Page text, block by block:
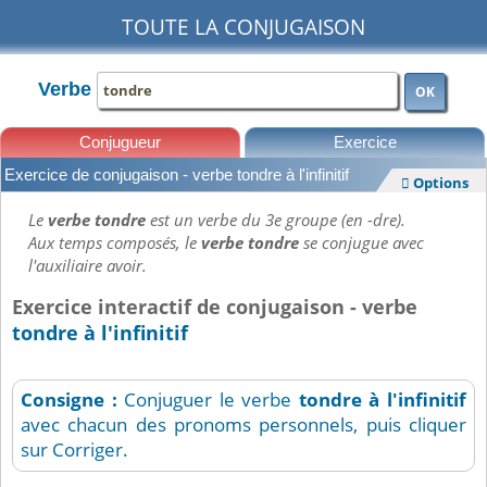
TOUTE LA CONJUGAISON
Verbe OK
Conjugueur Exercice
Exercice de conjugaison - verbe tondre à l'infinitif  Options
Leverbe tondreest un verbe du 3e groupe (en -dre).
Aux temps composés, leverbe tondrese conjugue avec
l'auxiliaire avoir.
Exercice interactif de conjugaison - verbe
tondre à l'infinitif
Consigne : Conjuguer le verbe tondre à l'infinitif
avec chacun des pronoms personnels, puis cliquer
sur Corriger.